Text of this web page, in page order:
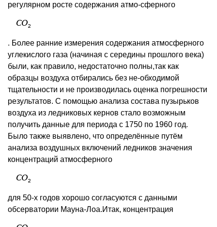
регулярном росте содержания атмо-сферного
. Более ранние измерения содержания атмосферного
углекислого газа (начиная с середины прошлого века)
были, как правило, недостаточно полны,так как
образцы воздуха отбирались без не-обходимой
тщательности и не производилась оценка погрешности
результатов. С помощью анализа состава пузырьков
воздуха из ледниковых кернов стало возможным
получить данные для периода с 1750 по 1960 год.
Было также выявлено, что определённые путём
анализа воздушных включений ледников значения
концентраций атмосферного
для 50-х годов хорошо согласуются с данными
обсерватории Мауна-Лоа.Итак, концентрация